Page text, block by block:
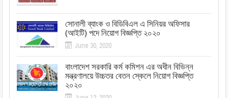
সোনালী ব্যাংক ও বিডিবিএল এ সিনিয়র অফিসার
(আইটি) পদে নিয়োগ বিজ্ঞপ্তি ২০২০
June 30, 2020
বাংলাদেশ সরকারি কর্ম কমিশন এর অধীন বিভিন্ন
মন্ত্রণালয়ে উচ্চতর বেতন স্কেলে নিয়োগ বিজ্ঞপ্তি
২০২০